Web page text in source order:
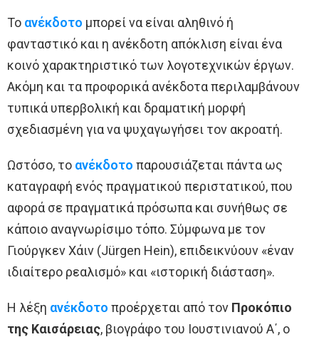
Το ανέκδοτο μπορεί να είναι αληθινό ή
φανταστικό και η ανέκδοτη απόκλιση είναι ένα
κοινό χαρακτηριστικό των λογοτεχνικών έργων.
Ακόμη και τα προφορικά ανέκδοτα περιλαμβάνουν
τυπικά υπερβολική και δραματική μορφή
σχεδιασμένη για να ψυχαγωγήσει τον ακροατή.
Ωστόσο, το ανέκδοτο παρουσιάζεται πάντα ως
καταγραφή ενός πραγματικού περιστατικού, που
αφορά σε πραγματικά πρόσωπα και συνήθως σε
κάποιο αναγνωρίσιμο τόπο. Σύμφωνα με τον
Γιούργκεν Χάιν (Jürgen Hein), επιδεικνύουν «έναν
ιδιαίτερο ρεαλισμό» και «ιστορική διάσταση».
Η λέξη ανέκδοτο προέρχεται από τον Προκόπιο
της Καισάρειας, βιογράφο του Ιουστινιανού Α΄, ο